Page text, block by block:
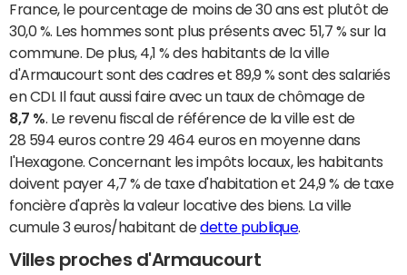
France, le pourcentage de moins de 30 ans est plutôt de
30,0 %. Les hommes sont plus présents avec 51,7 % sur la
commune. De plus, 4,1 % des habitants de la ville
d'Armaucourt sont des cadres et 89,9 % sont des salariés
en CDI. Il faut aussi faire avec un taux de chômage de
8,7 % . Le revenu fiscal de référence de la ville est de
28 594 euros contre 29 464 euros en moyenne dans
l'Hexagone. Concernant les impôts locaux, les habitants
doivent payer 4,7 % de taxe d'habitation et 24,9 % de taxe
foncière d'après la valeur locative des biens. La ville
cumule 3 euros/habitant dedette publique.
Villes proches d'Armaucourt